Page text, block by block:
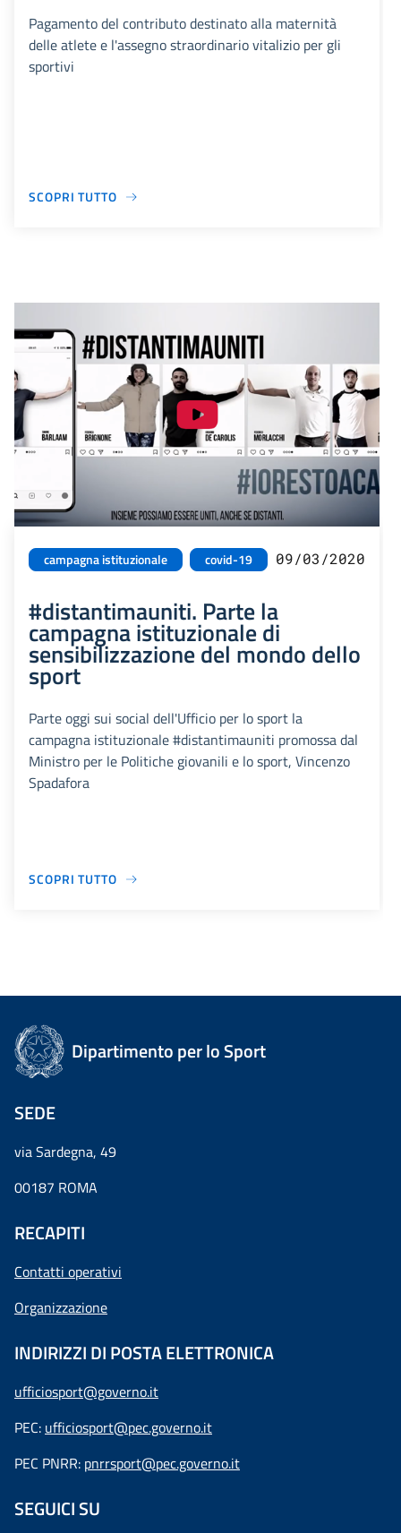
Pagamento del contributo destinato alla maternità
delle atlete e l'assegno straordinario vitalizio per gli
sportivi
SCOPRI TUTTO
campagna istituzionale covid-19 09/03/2020
#distantimauniti. Parte la
campagna istituzionale di
sensibilizzazione del mondo dello
sport
Parte oggi sui social dell'Ufficio per lo sport la
campagna istituzionale #distantimauniti promossa dal
Ministro per le Politiche giovanili e lo sport, Vincenzo
Spadafora
SCOPRI TUTTO
Dipartimento per lo Sport
SEDE
via Sardegna, 49
00187 ROMA
RECAPITI
Contatti operativi
Organizzazione
INDIRIZZI DI POSTA ELETTRONICA
ufficiosport@governo.it
PEC: ufficiosport@pec.governo.it
PEC PNRR: pnrrsport@pec.governo.it
SEGUICI SU